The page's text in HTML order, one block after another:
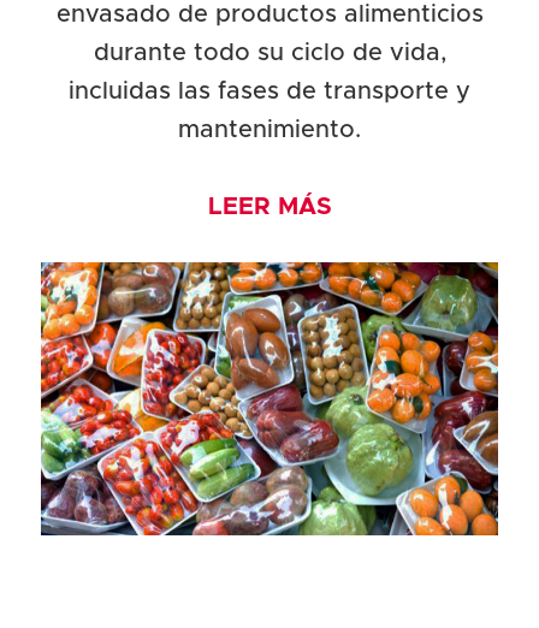
envasado de productos alimenticios
durante todo su ciclo de vida,
incluidas las fases de transporte y
mantenimiento.
LEER MÁS